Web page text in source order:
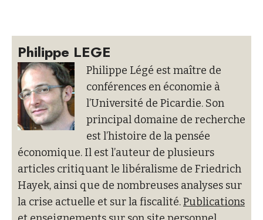
Philippe LEGE
Philippe Légé est maître de
conférences en économie à
l’Université de Picardie. Son
principal domaine de recherche
est l’histoire de la pensée
économique. Il est l’auteur de plusieurs
articles critiquant le libéralisme de Friedrich
Hayek, ainsi que de nombreuses analyses sur
la crise actuelle et sur la fiscalité.Publications